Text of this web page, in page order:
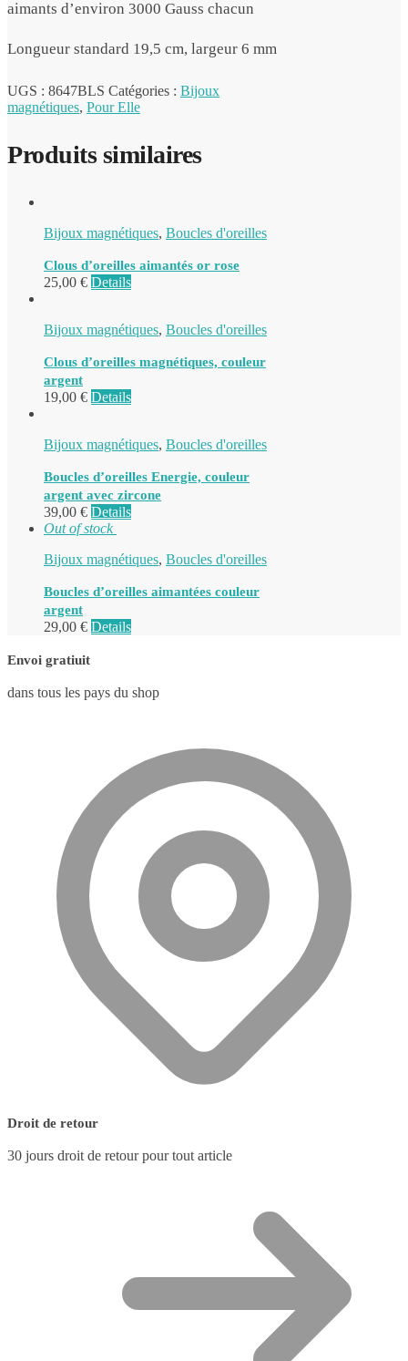
aimants d’environ 3000 Gauss chacun
Longueur standard 19,5 cm, largeur 6 mm
UGS : 8647BLS Catégories : Bijoux
magnétiques, Pour Elle
Produits similaires
Bijoux magnétiques, Boucles d'oreilles
Clous d’oreilles aimantés or rose
25,00 € Details
Bijoux magnétiques, Boucles d'oreilles
Clous d’oreilles magnétiques, couleur
argent
19,00 € Details
Bijoux magnétiques, Boucles d'oreilles
Boucles d’oreilles Energie, couleur
argent avec zircone
39,00 € Details
Out of stock
Bijoux magnétiques, Boucles d'oreilles
Boucles d’oreilles aimantées couleur
argent
29,00 € Details
Envoi gratiuit
dans tous les pays du shop
Droit de retour
30 jours droit de retour pour tout article